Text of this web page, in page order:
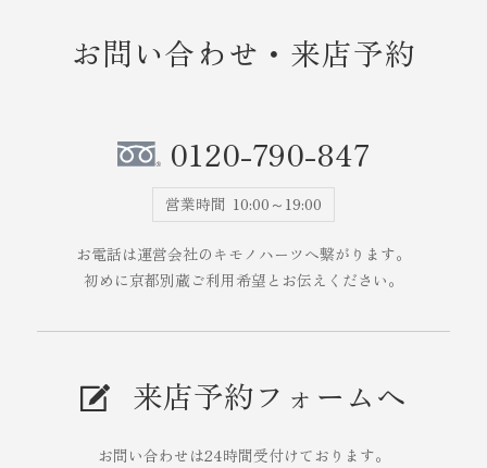
お問い合わせ・来店予約
0120-790-847
営業時間 10:00～19:00
お電話は運営会社のキモノハーツへ繋がります。
初めに京都別蔵ご利用希望とお伝えください。
来店予約フォームへ
お問い合わせは24時間受付けております。